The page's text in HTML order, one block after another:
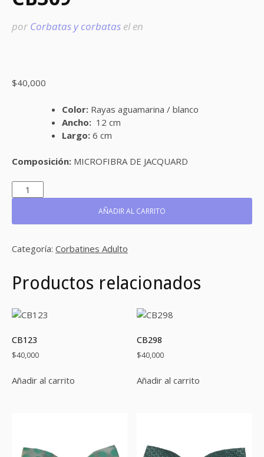
por Corbatas y corbatas elen
$40,000
Color: Rayas aguamarina / blanco
Ancho: 12 cm
Largo: 6 cm
Composición: MICROFIBRA DE JACQUARD
CB309
CANTIDAD
AÑADIR AL CARRITO
Categoría: Corbatines Adulto
Productos relacionados
CB123
$40,000
Añadir al carrito
CB298
$40,000
Añadir al carrito